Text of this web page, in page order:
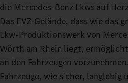
die Mercedes‑Benz Lkws auf
Das EVZ-Gelände, dass wie das
Lkw‑Produktionswerk von
Wörth am Rhein liegt,
an den Fahrzeugen
Fahrzeuge, wie sicher,